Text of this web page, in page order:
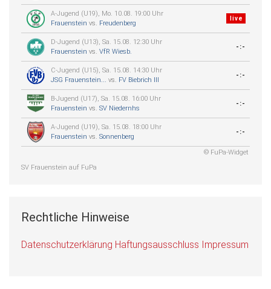
A-Jugend (U19), Mo. 10.08. 19:00 Uhr
Frauenstein vs. Freudenberg
live
D-Jugend (U13), Sa. 15.08. 12:30 Uhr
Frauenstein vs. VfR Wiesb.
-:-
C-Jugend (U15), Sa. 15.08. 14:30 Uhr
JSG Frauenstein... vs. FV Biebrich III
-:-
B-Jugend (U17), Sa. 15.08. 16:00 Uhr
Frauenstein vs. SV Niedernhs
-:-
A-Jugend (U19), Sa. 15.08. 18:00 Uhr
Frauenstein vs. Sonnenberg
-:-
© FuPa-Widget
SV Frauenstein auf FuPa
Rechtliche Hinweise
Datenschutzerklärung Haftungsausschluss Impressum